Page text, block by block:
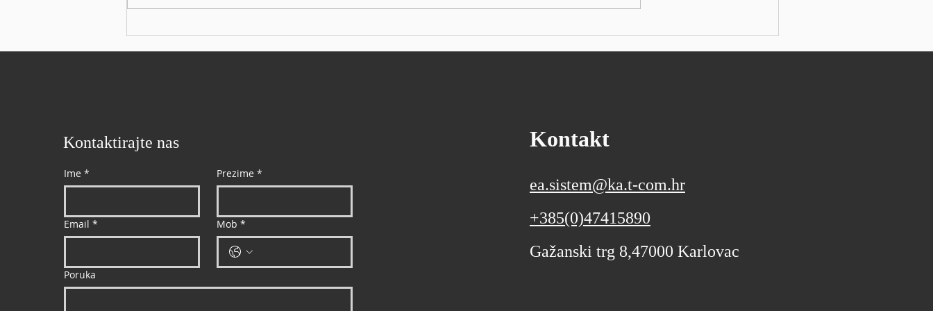
rekordnih visina postavljenih
porastao. Kospi je pao za 1,84%
Kontaktirajte nas
Ime * Prezime *
Email * Mob *
Poruka
Kontakt
ea.sistem@ka.t-com.hr
+385(0)47415890
Gažanski trg 8,47000 Karlovac